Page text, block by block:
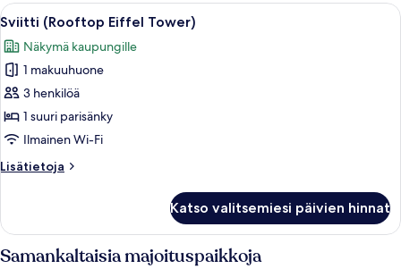
Avaa
kaikki
huonetyypin
Sviitti
(Rooftop
Eiffel
Tower)
Kattoterassi, jossa on ruokailuun
7
Sviitti (Rooftop Eiffel Tower)
Näkymä kaupungille
1 makuuhuone
3 henkilöä
1 suuri parisänky
Ilmainen Wi-Fi
Lisätietoja
Lisätietoja
Eiffel
Katso valitsemiesi päivien hinnat
Samankaltaisia majoituspaikkoja